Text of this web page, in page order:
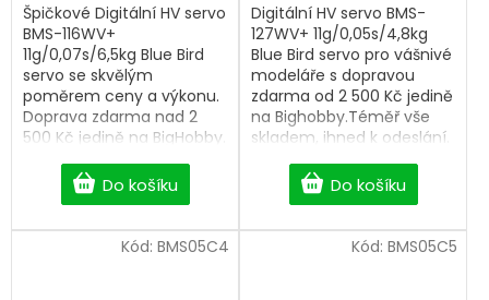
Do košíku
Špičkové Digitální HV servo
BMS-116WV+
11g/0,07s/6,5kg Blue Bird
servo se skvělým
poměrem ceny a výkonu.
Doprava zdarma nad 2
500 Kč jedině na BigHobby.
Do košíku
Digitální HV servo BMS-
127WV+ 11g/0,05s/4,8kg
Blue Bird servo pro vášnivé
modeláře s dopravou
zdarma od 2 500 Kč jedině
na Bighobby.Téměř vše
skladem, ihned k odeslání.
Kód: BMS05C4 Kód: BMS05C5